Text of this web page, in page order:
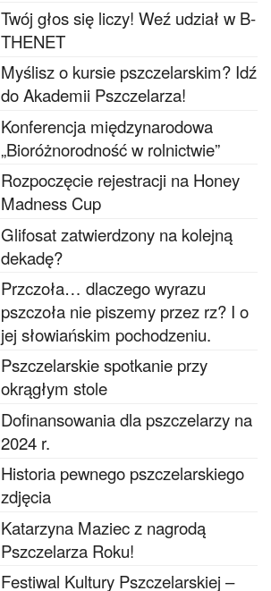
Twój głos się liczy! Weź udział w B-
THENET
Myślisz o kursie pszczelarskim? Idź
do Akademii Pszczelarza!
Konferencja międzynarodowa
„Bioróżnorodność w rolnictwie”
Rozpoczęcie rejestracji na Honey
Madness Cup
Glifosat zatwierdzony na kolejną
dekadę?
Przczoła… dlaczego wyrazu
pszczoła nie piszemy przez rz? I o
jej słowiańskim pochodzeniu.
Pszczelarskie spotkanie przy
okrągłym stole
Dofinansowania dla pszczelarzy na
2024 r.
Historia pewnego pszczelarskiego
zdjęcia
Katarzyna Maziec z nagrodą
Pszczelarza Roku!
Festiwal Kultury Pszczelarskiej –